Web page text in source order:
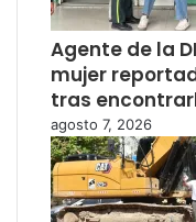
Agente de la
mujer
tras
agosto 7, 2026